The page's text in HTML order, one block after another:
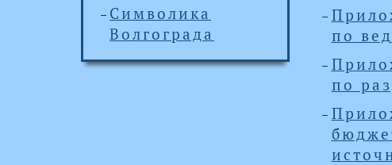
Символика
Волгограда
по
по